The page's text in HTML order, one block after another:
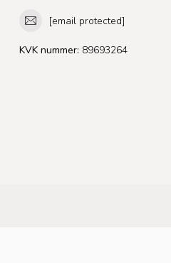
[email protected]
KVK nummer: 89693264